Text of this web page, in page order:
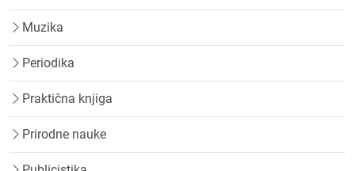
Muzika
Periodika
Praktična knjiga
Prirodne nauke